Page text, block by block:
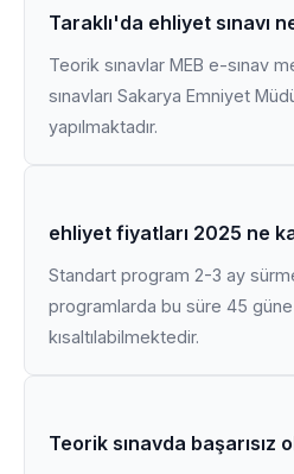
Taraklı'da ehliyet sınavı
Teorik sınavlar MEB e-sınav
sınavları Sakarya Emniyet
yapılmaktadır.
ehliyet fiyatları 2025 ne
Standart program 2-3 ay
programlarda bu süre 45
kısaltılabilmektedir.
Teorik sınavda başarısız